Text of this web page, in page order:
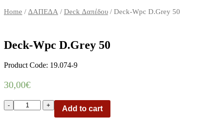
Home / ΔΑΠΕΔΑ / Deck Δαπέδου / Deck-Wpc D.Grey 50
Deck-Wpc D.Grey 50
Product Code: 19.074-9
30,00€
-
Deck-
+ Add to cart